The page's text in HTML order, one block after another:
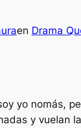
en Drama
yo nomás,
y vuelan